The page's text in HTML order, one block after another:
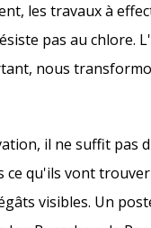
les travaux à
pas au
nous
il ne suffit pas
ce qu'ils vont
visibles. Un